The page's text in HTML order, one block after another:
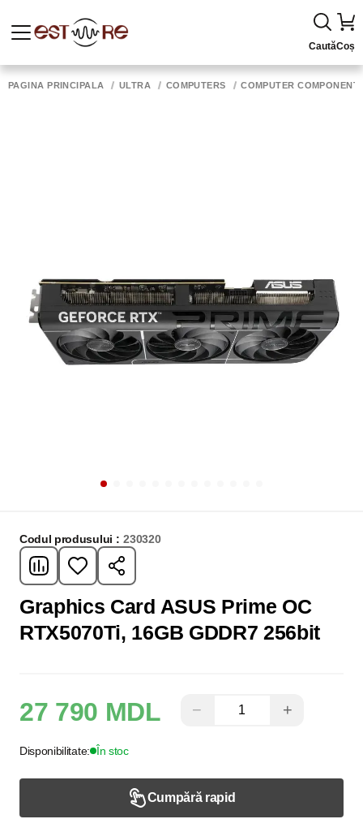
CautăCoș
PAGINA PRINCIPALĂ ULTRA COMPUTERS COMPUTER
Codul produsului : 230320
Graphics Card ASUS Prime OC
RTX5070Ti, 16GB GDDR7 256bit
27 790 MDL − +
Disponibilitate: În stoc
Cumpără rapid